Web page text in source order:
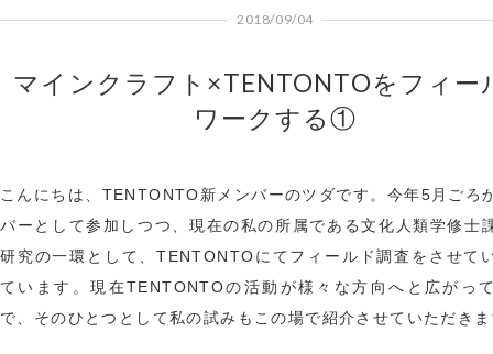
2018/09/04
マインクラフト×TENTONTOをフィー
ワークする①
こんにちは、TENTONTO新メンバーのツダです。今年5月ごろ
バーとして参加しつつ、現在の私の所属である文化人類学修士
研究の一環として、TENTONTOにてフィールド調査をさせて
ています。現在TENTONTOの活動が様々な方向へと広がっ
で、そのひとつとして私の試みもこの場で紹介させていただき